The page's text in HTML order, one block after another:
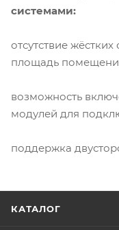
системами:
отсутствие
площадь
возможность
модулей для
поддержка
КАТАЛОГ